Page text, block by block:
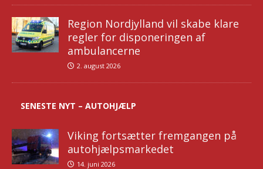
Region Nordjylland vil skabe klare
regler for disponeringen af
ambulancerne
2. august 2026
SENESTE NYT – AUTOHJÆLP
Viking fortsætter fremgangen på
autohjælpsmarkedet
14. juni 2026